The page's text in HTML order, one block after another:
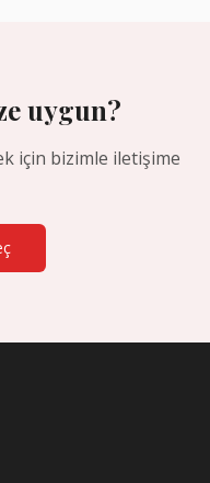
uygun?
için bizimle iletişime